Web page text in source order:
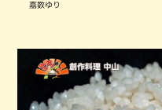
嘉数ゆり